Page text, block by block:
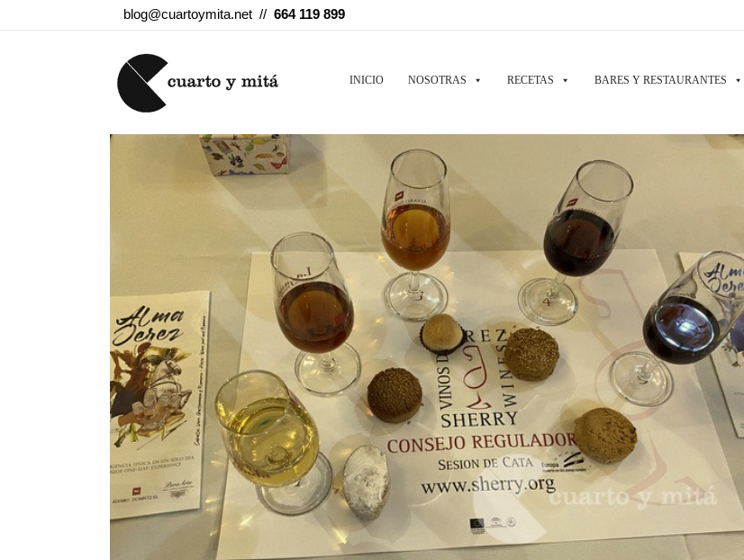
blog@cuartoymita.net // 664 119 899
INICIO NOSOTRAS RECETAS BARES Y RESTAURANTES